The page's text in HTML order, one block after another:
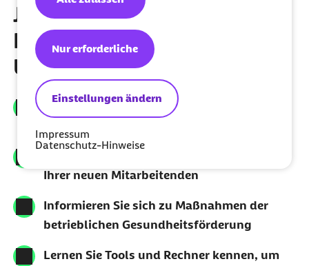
Einstellungen ändern
Nur erforderliche
Impressum
Datenschutz-Hinweise
Jetzt zum Barmer
Newsletter für
Unternehmen anmelden
Erhalten Sie monatliche Updates zu
Ihrer neuen Mitarbeitenden
Informieren Sie sich zu Maßnahmen der
betrieblichen Gesundheitsförderung
Lernen Sie Tools und Rechner kennen, um